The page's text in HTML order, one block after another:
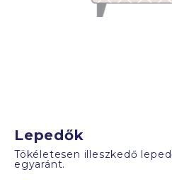
Lepedők
Tökéletesen illeszkedő
egyaránt.